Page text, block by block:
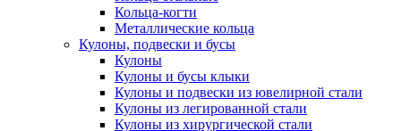
Кольца-когти
Металлические кольца
Кулоны, подвески и бусы
Кулоны
Кулоны и бусы клыки
Кулоны и подвески из ювелирной стали
Кулоны из легированной стали
Кулоны из хирургической стали